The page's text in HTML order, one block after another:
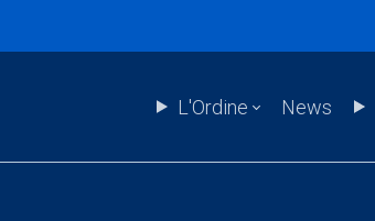
L'Ordine News